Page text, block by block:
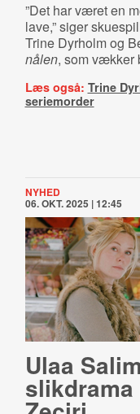
”Det har været en
lave,” siger
Trine Dyrholm og
nålen, som vækker
Læs også: Trine
seriemorder
NYHED
06. OKT. 2025 | 12:45
Ulaa